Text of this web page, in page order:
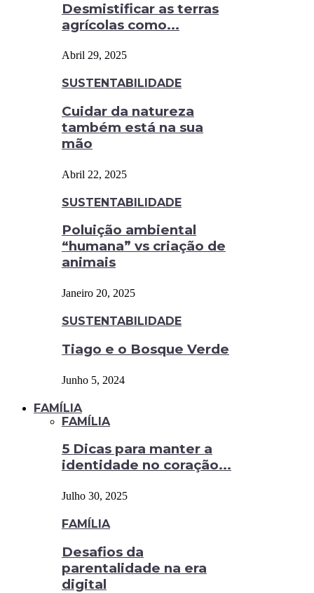
Desmistificar as terras
agrícolas como...
Abril 29, 2025
SUSTENTABILIDADE
Cuidar da natureza
também está na sua
mão
Abril 22, 2025
SUSTENTABILIDADE
Poluição ambiental
“humana” vs criação de
animais
Janeiro 20, 2025
SUSTENTABILIDADE
Tiago e o Bosque Verde
Junho 5, 2024
FAMÍLIA
FAMÍLIA
5 Dicas para manter a
identidade no coração...
Julho 30, 2025
FAMÍLIA
Desafios da
parentalidade na era
digital